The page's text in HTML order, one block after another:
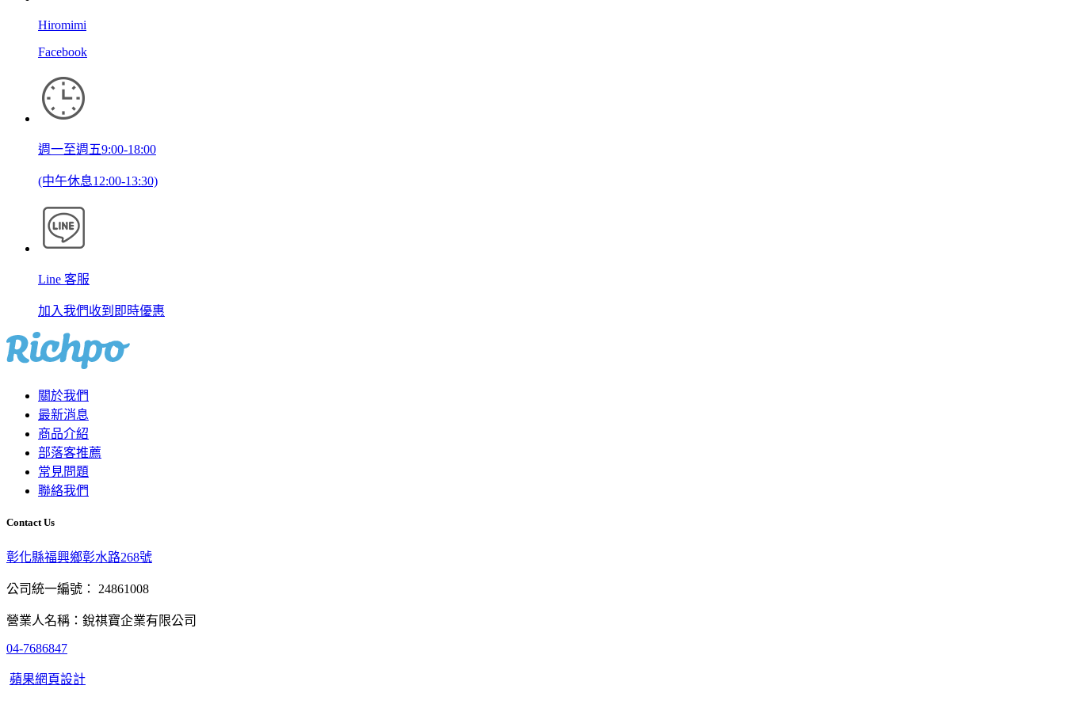
Hiromimi
Facebook
週一至週五9:00-18:00
(中午休息12:00-13:30)
Line 客服
加入我們收到即時優惠
關於我們
最新消息
商品介紹
部落客推薦
常見問題
聯絡我們
Contact Us
彰化縣福興鄉彰水路268號
公司統一編號： 24861008
營業人名稱：銳祺寶企業有限公司
04-7686847
蘋果網頁設計